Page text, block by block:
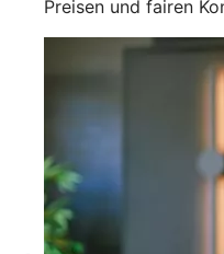
Preisen und fairen